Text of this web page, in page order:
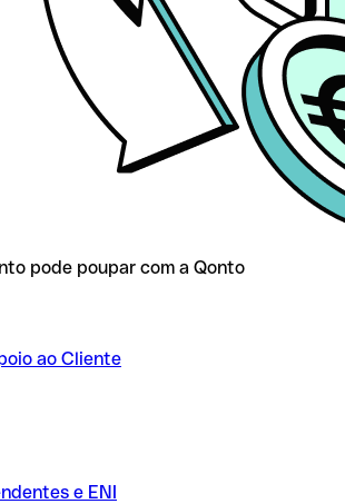
pode poupar com a Qonto
ao Cliente
e ENI